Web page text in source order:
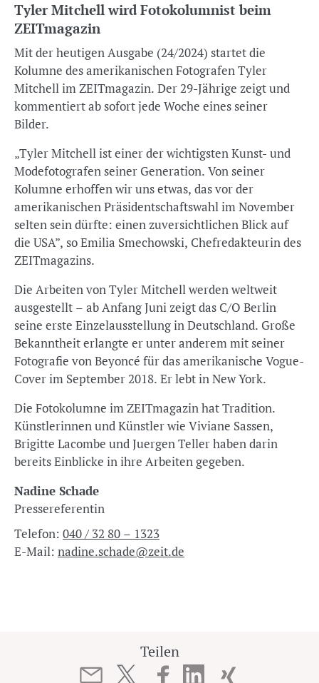
Tyler Mitchell wird Fotokolumnist beim
ZEITmagazin
Mit der heutigen Ausgabe (24/2024) startet die
Kolumne des amerikanischen Fotografen Tyler
Mitchell im ZEITmagazin. Der 29-Jährige zeigt und
kommentiert ab sofort jede Woche eines seiner
Bilder.
„Tyler Mitchell ist einer der wichtigsten Kunst- und
Modefotografen seiner Generation. Von seiner
Kolumne erhoffen wir uns etwas, das vor der
amerikanischen Präsidentschaftswahl im November
selten sein dürfte: einen zuversichtlichen Blick auf
die USA”, so Emilia Smechowski, Chefredakteurin des
ZEITmagazins.
Die Arbeiten von Tyler Mitchell werden weltweit
ausgestellt – ab Anfang Juni zeigt das C/O Berlin
seine erste Einzelausstellung in Deutschland. Große
Bekanntheit erlangte er unter anderem mit seiner
Fotografie von Beyoncé für das amerikanische Vogue-
Cover im September 2018. Er lebt in New York.
Die Fotokolumne im ZEITmagazin hat Tradition.
Künstlerinnen und Künstler wie Viviane Sassen,
Brigitte Lacombe und Juergen Teller haben darin
bereits Einblicke in ihre Arbeiten gegeben.
Nadine Schade
Pressereferentin
Telefon: 040 / 32 80 – 1323
E-Mail: nadine.schade@zeit.de
Teilen